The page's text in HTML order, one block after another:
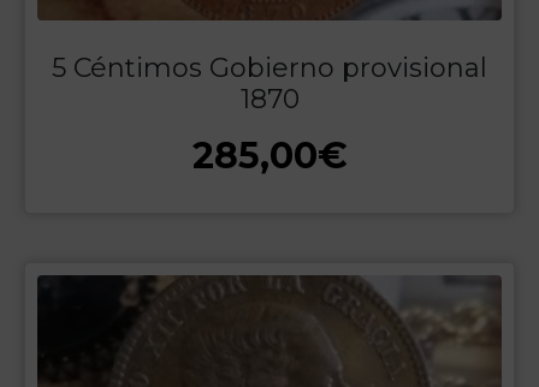
5 Céntimos Gobierno provisional
1870
285,00€